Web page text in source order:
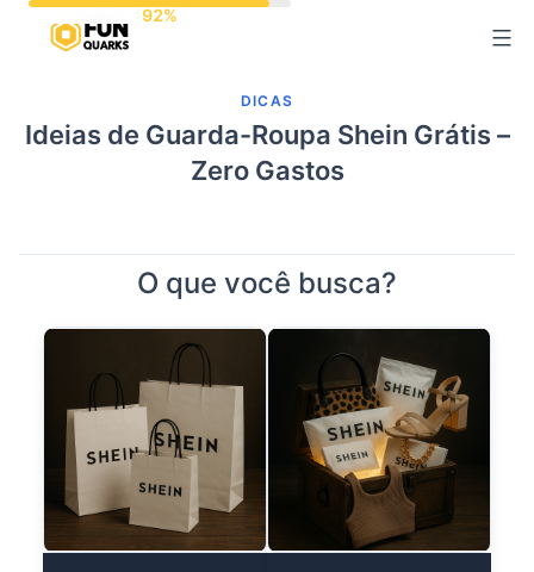
conteúdo
DICAS
Ideias de Guarda-Roupa Shein Grátis –
Zero Gastos
O que você busca?